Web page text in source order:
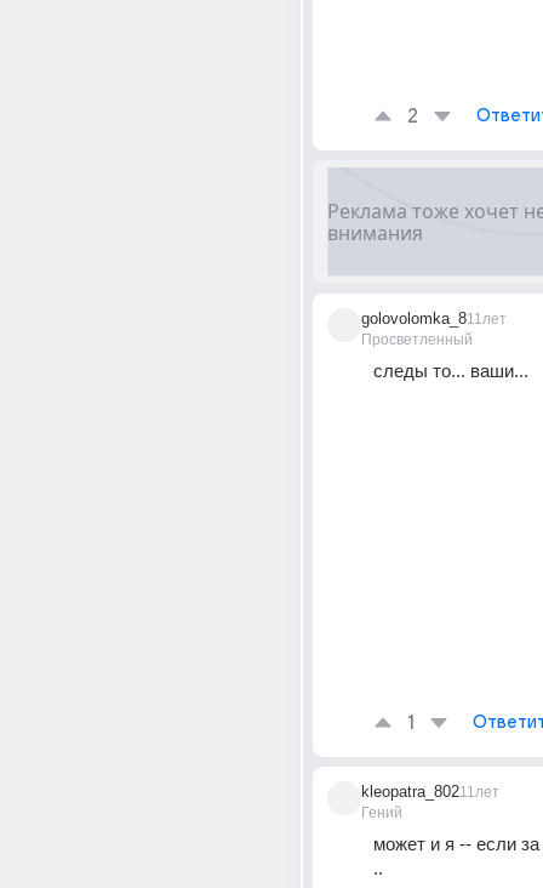
2
golovolomka_8
Просветленный
11лет
следы то... ваши...
1
kleopatra_802
Гений
11лет
может и я -- если за
..